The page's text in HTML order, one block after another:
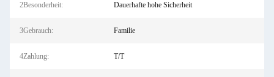
2Besonderheit: Dauerhafte hohe Sicherheit
3Gebrauch: Familie
4Zahlung: T/T